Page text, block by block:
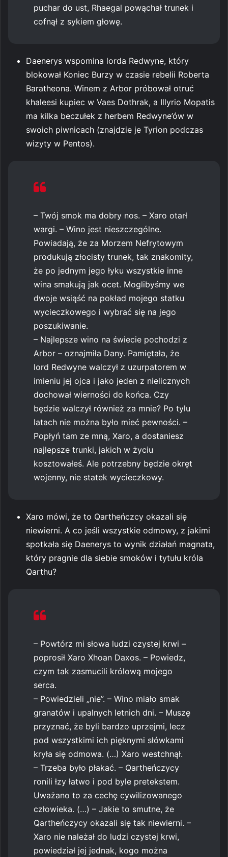
puchar do ust, Rhaegal powąchał trunek i
cofnął z sykiem głowę.
Daenerys wspomina lorda Redwyne, który
blokował Koniec Burzy w czasie rebelii Roberta
Baratheona. Winem z Arbor próbował otruć
khaleesi kupiec w Vaes Dothrak, a Illyrio Mopatis
ma kilka beczułek z herbem Redwyne’ów w
swoich piwnicach (znajdzie je Tyrion podczas
wizyty w Pentos).
– Twój smok ma dobry nos. – Xaro otarł
wargi. – Wino jest nieszczególne.
Powiadają, że za Morzem Nefrytowym
produkują złocisty trunek, tak znakomity,
że po jednym jego łyku wszystkie inne
wina smakują jak ocet. Moglibyśmy we
dwoje wsiąść na pokład mojego statku
wycieczkowego i wybrać się na jego
poszukiwanie.
– Najlepsze wino na świecie pochodzi z
Arbor – oznajmiła Dany. Pamiętała, że
lord Redwyne walczył z uzurpatorem w
imieniu jej ojca i jako jeden z nielicznych
dochował wierności do końca. Czy
będzie walczył również za mnie? Po tylu
latach nie można było mieć pewności. –
Popłyń tam ze mną, Xaro, a dostaniesz
najlepsze trunki, jakich w życiu
kosztowałeś. Ale potrzebny będzie okręt
wojenny, nie statek wycieczkowy.
Xaro mówi, że to Qartheńczcy okazali się
niewierni. A co jeśli wszystkie odmowy, z jakimi
spotkała się Daenerys to wynik działań magnata,
który pragnie dla siebie smoków i tytułu króla
Qarthu?
– Powtórz mi słowa ludzi czystej krwi –
poprosił Xaro Xhoan Daxos. – Powiedz,
czym tak zasmucili królową mojego
serca.
– Powiedzieli „nie”. – Wino miało smak
granatów i upalnych letnich dni. – Muszę
przyznać, że byli bardzo uprzejmi, lecz
pod wszystkimi ich pięknymi słówkami
kryła się odmowa. (…) Xaro westchnął.
– Trzeba było płakać. – Qartheńczycy
ronili łzy łatwo i pod byle pretekstem.
Uważano to za cechę cywilizowanego
człowieka. (…) – Jakie to smutne, że
Qartheńczycy okazali się tak niewierni. –
Xaro nie należał do ludzi czystej krwi,
powiedział jej jednak, kogo można